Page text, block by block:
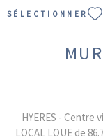
SÉLECTIONNER
HYERES - Centre
LOCAL LOUE de